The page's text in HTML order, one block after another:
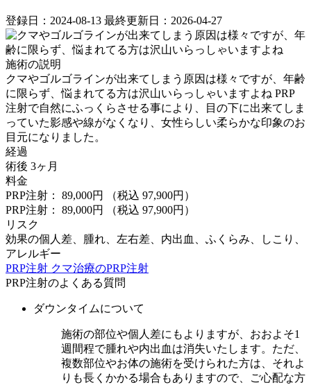
登録日：2024-08-13 最終更新日：2026-04-27
施術の説明
クマやゴルゴラインが出来てしまう原因は様々ですが、年齢
に限らず、悩まれてる方は沢山いらっしゃいますよね ⁡PRP
注射で自然にふっくらさせる事により、目の下に出来てしま
っていた影感や線がなくなり、女性らしい柔らかな印象のお
目元になりました。
経過
術後 3ヶ月
料金
PRP注射： 89,000円
（税込 97,900円）
PRP注射： 89,000円
（税込 97,900円）
リスク
効果の個人差、腫れ、左右差、内出血、ふくらみ、しこり、
アレルギー
PRP注射 クマ治療のPRP注射
PRP注射のよくある質問
ダウンタイムについて
施術の部位や個人差にもよりますが、おおよそ1
週間程で腫れや内出血は消失いたします。ただ、
複数部位やお体の施術を受けられた方は、それよ
りも長くかかる場合もありますので、ご心配な方